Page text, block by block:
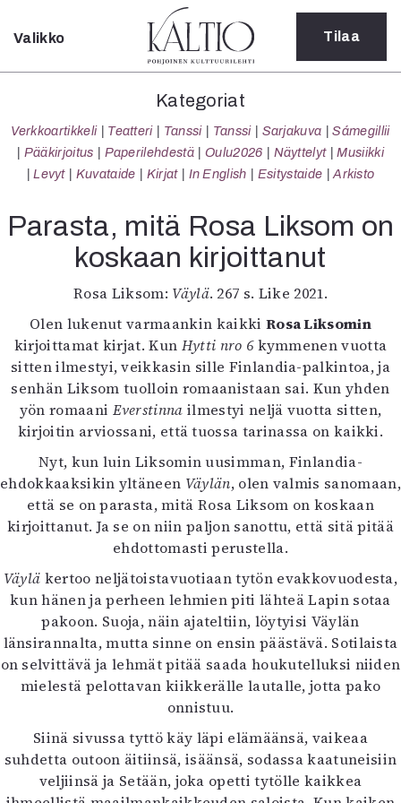
Sulje
Kategoriat
Verkkoartikkeli
Teatteri
Tanssi
Sarjakuva
Sámegillii
Pääkirjoitus
Oulu2026
Näyttelyt
Musiikki
Levyt
Kuvataide
Kirjat
In English
Esitystaide
Arkisto
Lehdet
4/2026
2–3/2026
1/2026
6/2025
5/2025 saame
5/2025
Lehtiarkisto
Tilaus ja irtonumerot
Yhteistyössä
Valikko Tilaa
Kategoriat
Verkkoartikkeli Teatteri Tanssi Tanssi Sarjakuva
Sámegillii
Pääkirjoitus
Paperilehdestä Oulu2026 Näyttelyt
Musiikki
Levyt
Kuvataide Kirjat In English Esitystaide Arkisto
Parasta, mitä Rosa Liksom on
koskaan kirjoittanut
Rosa Liksom: Väylä. 267 s. Like 2021.
Olen lukenut varmaankin kaikki Rosa Liksomin
kirjoittamat kirjat. Kun Hytti nro 6kymmenen vuotta
sitten ilmestyi, veikkasin sille Finlandia-palkintoa, ja
senhän Liksom tuolloin romaanistaan sai. Kun yhden
yön romaani Everstinnailmestyi neljä vuotta sitten,
kirjoitin arviossani, että tuossa tarinassa on kaikki.
Nyt, kun luin Liksomin uusimman, Finlandia-
ehdokkaaksikin yltäneen Väylän, olen valmis sanomaan,
että se on parasta, mitä Rosa Liksom on koskaan
kirjoittanut. Ja se on niin paljon sanottu, että sitä pitää
ehdottomasti perustella.
Väylä kertoo neljätoistavuotiaan tytön evakkovuodesta,
kun hänen ja perheen lehmien piti lähteä Lapin sotaa
pakoon. Suoja, näin ajateltiin, löytyisi Väylän
länsirannalta, mutta sinne on ensin päästävä. Sotilaista
on selvittävä ja lehmät pitää saada houkutelluksi niiden
mielestä pelottavan kiikkerälle lautalle, jotta pako
onnistuu.
Siinä sivussa tyttö käy läpi elämäänsä, vaikeaa
suhdetta outoon äitiinsä, isäänsä, sodassa kaatuneisiin
veljiinsä ja Setään, joka opetti tytölle kaikkea